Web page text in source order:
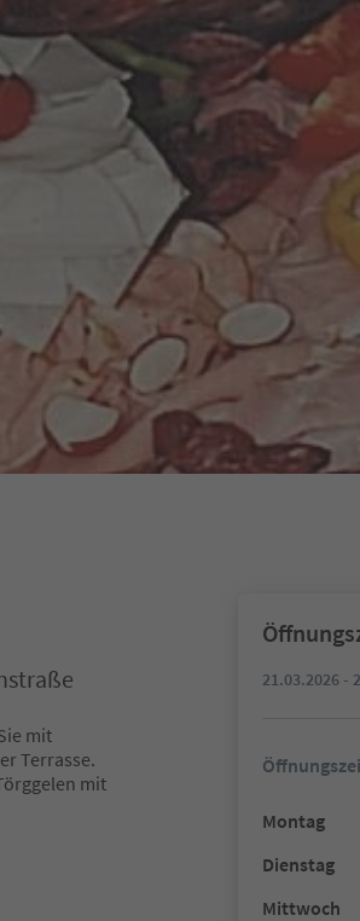
mit
Terrasse.
mit
21.03.2026 -
Montag
Dienstag
Mittwoch